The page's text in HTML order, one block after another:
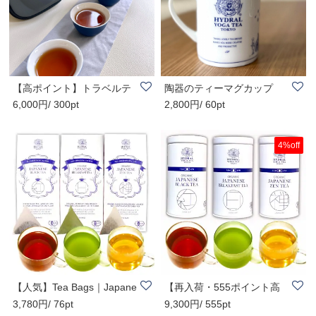
【高ポイント】トラベルテ
ィーセット 持..
6,000円/ 300pt
陶器のティーマグカップ
(蓋・茶漉し付き ..
2,800円/ 60pt
【人気】Tea Bags｜Japane
se Organic Tea..
3,780円/ 76pt
4%off
【再入荷・555ポイント高
還元・オススメ..
9,300円/ 555pt